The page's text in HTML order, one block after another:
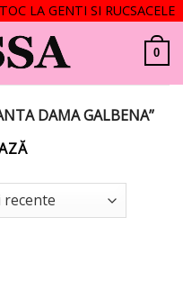
LA GENTI SI RUCSACELE
0
DAMA GALBENA”